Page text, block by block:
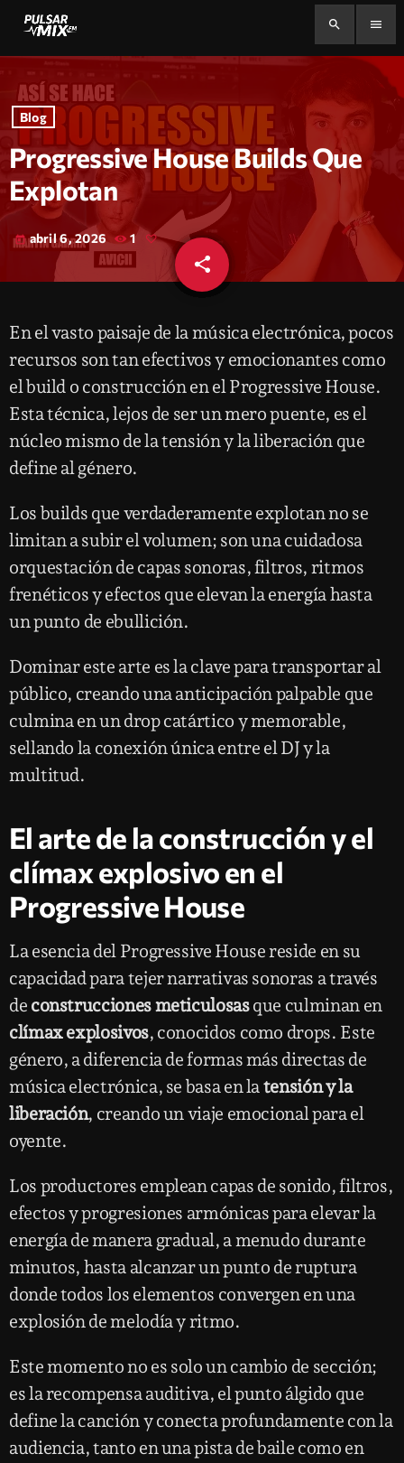
search menu
Blog
Progressive House Builds Que
Explotan
today abril 6, 2026 1
share
email
En el vasto paisaje de la música electrónica, pocos
recursos son tan efectivos y emocionantes como
el build o construcción en el Progressive House.
Esta técnica, lejos de ser un mero puente, es el
núcleo mismo de la tensión y la liberación que
define al género.
Los builds que verdaderamente explotan no se
limitan a subir el volumen; son una cuidadosa
orquestación de capas sonoras, filtros, ritmos
frenéticos y efectos que elevan la energía hasta
un punto de ebullición.
Dominar este arte es la clave para transportar al
público, creando una anticipación palpable que
culmina en un drop catártico y memorable,
sellando la conexión única entre el DJ y la
multitud.
El arte de la construcción y el
clímax explosivo en el
Progressive House
La esencia del Progressive House reside en su
capacidad para tejer narrativas sonoras a través
de construcciones meticulosasque culminan en
clímax explosivos, conocidos como drops. Este
género, a diferencia de formas más directas de
música electrónica, se basa en latensión y la
liberación, creando un viaje emocional para el
oyente.
Los productores emplean capas de sonido, filtros,
efectos y progresiones armónicas para elevar la
energía de manera gradual, a menudo durante
minutos, hasta alcanzar un punto de ruptura
donde todos los elementos convergen en una
explosión de melodía y ritmo.
Este momento no es solo un cambio de sección;
es la recompensa auditiva, el punto álgido que
define la canción y conecta profundamente con la
audiencia, tanto en una pista de baile como en